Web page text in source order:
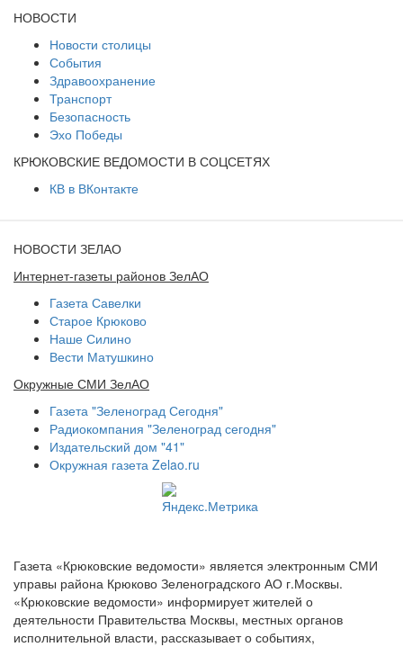
НОВОСТИ
Новости столицы
События
Здравоохранение
Транспорт
Безопасность
Эхо Победы
КРЮКОВСКИЕ ВЕДОМОСТИ В СОЦСЕТЯХ
КВ в ВКонтакте
НОВОСТИ ЗЕЛАО
Интернет-газеты районов ЗелАО
Газета Савелки
Старое Крюково
Наше Силино
Вести Матушкино
Окружные СМИ ЗелАО
Газета "Зеленоград Сегодня"
Радиокомпания "Зеленоград сегодня"
Издательский дом "41"
Окружная газета Zelao.ru
Газета «Крюковские ведомости» является электронным СМИ
управы района Крюково Зеленоградского АО г.Москвы.
«Крюковские ведомости» информирует жителей о
деятельности Правительства Москвы, местных органов
исполнительной власти, рассказывает о событиях,